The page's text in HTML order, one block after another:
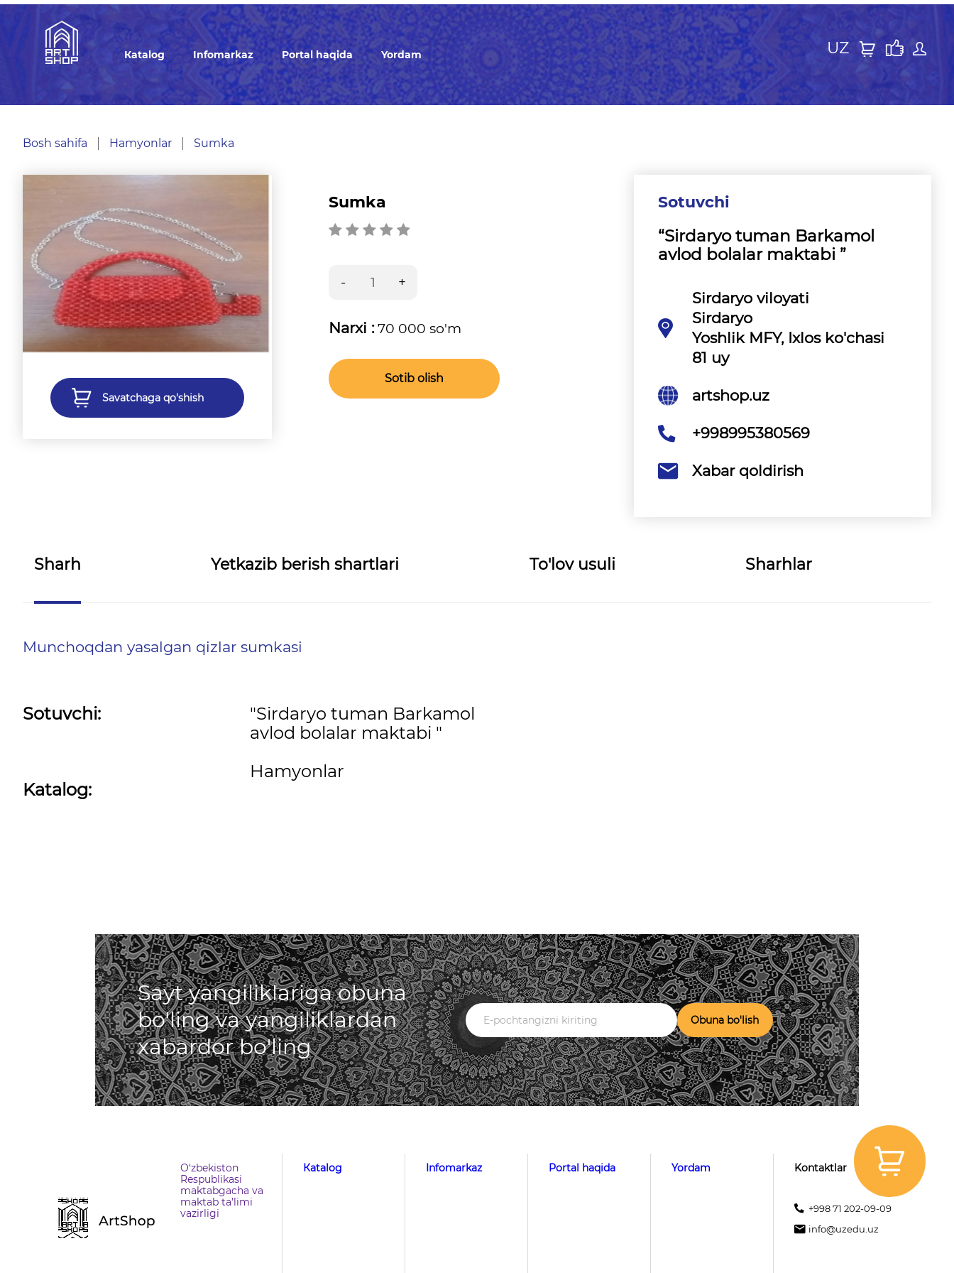
Кatalog Infomarkaz Portal haqida Yordam UZ
Bosh sahifa Hamyonlar Sumka
Savatchaga qo'shish
Sumka
Narxi :70 000 so'm
Sotib olish
Sotuvchi
“Sirdaryo tuman Barkamol
avlod bolalar maktabi ”
Sirdaryo viloyati
Sirdaryo
Yoshlik MFY, Ixlos ko'chasi
81 uy
artshop.uz
+998995380569
Xabar qoldirish
Sharh Yetkazib berish shartlari To'lov usuli Sharhlar
Munchoqdan yasalgan qizlar sumkasi
Sotuvchi:
Katalog:
"Sirdaryo tuman Barkamol
avlod bolalar maktabi "
Hamyonlar
Sayt yangiliklariga obuna
bo'ling va yangiliklardan
xabardor bo'ling
Obuna bo'lish
O‘zbekiston
Respublikasi
maktabgacha va
maktab ta'limi
vazirligi
Кatalog Infomarkaz Portal haqida Yordam Kontaktlar
+998 71 202-09-09
info@uzedu.uz